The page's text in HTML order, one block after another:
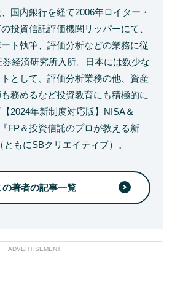
国内銀行を経て2006年ロイター・
投資信託評価機関リッパーにて、
ト執筆、評価分析などの業務に従
経済研究所入所。日本には数少な
として、評価分析業務の他、資産
務めるなど投資教育にも積極的に
2024年新制度対応版】NISA＆
FP＆投資信託のプロが教える新
もにSBクリエイティブ）。
の著者の記事一覧
ADVERTISEMENT